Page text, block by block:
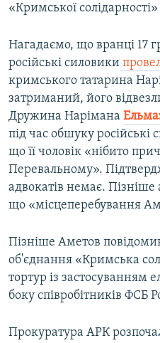
«Кримської солідарності»
Нагадаємо, що вранці 17
російські силовики
кримського татарина
затриманий, його
Дружина Нарімана
під час обшуку
що її чоловік «нібито
Перевальному».
адвокатів немає. Пізніше
що «місцеперебування
Пізніше Аметов
об'єднання «Кримська
тортур із застосуванням
боку співробітників ФСБ
Прокуратура АРК